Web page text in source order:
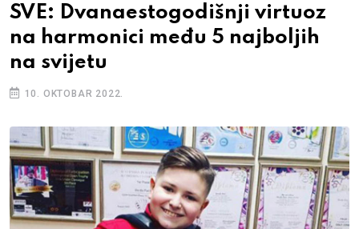
SVE: Dvanaestogodišnji virtuoz
na harmonici među 5 najboljih
na svijetu
10. OKTOBAR 2022.